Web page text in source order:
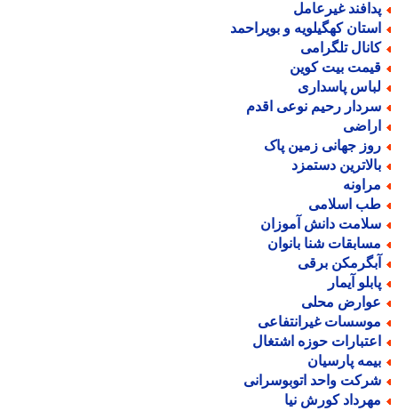
غیرعامل
کهگیلویه و بویراحمد
تلگرامی
بیت کوین
پاسداری
رحیم نوعی اقدم
جهانی زمین پاک
دستمزد
اسلامی
دانش آموزان
شنا بانوان
برقی
آیمار
محلی
غیرانتفاعی
حوزه اشتغال
پارسیان
واحد اتوبوسرانی
کورش نیا